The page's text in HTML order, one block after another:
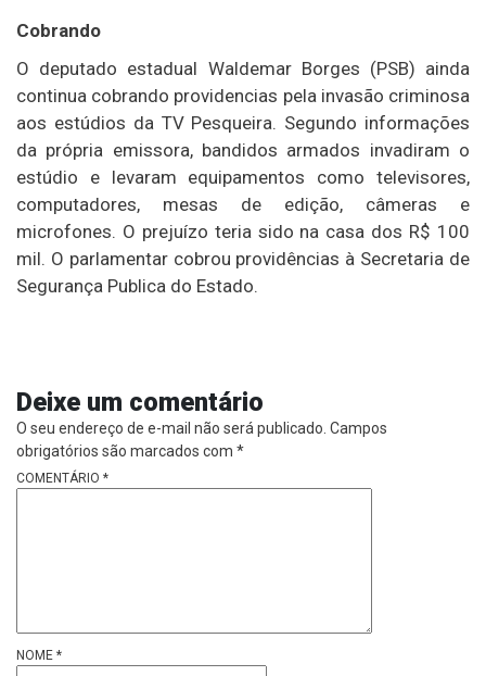
Cobrando
O deputado estadual Waldemar Borges (PSB) ainda
continua cobrando providencias pela invasão criminosa
aos estúdios da TV Pesqueira. Segundo informações
da própria emissora, bandidos armados invadiram o
estúdio e levaram equipamentos como televisores,
computadores, mesas de edição, câmeras e
microfones. O prejuízo teria sido na casa dos R$ 100
mil. O parlamentar cobrou providências à Secretaria de
Segurança Publica do Estado.
Deixe um comentário
O seu endereço de e-mail não será publicado. Campos
obrigatórios são marcados com *
COMENTÁRIO *
NOME *